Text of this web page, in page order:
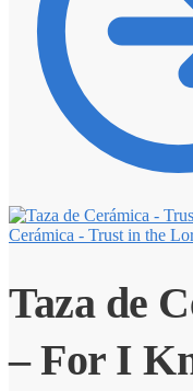
Cerámica - Trust in the
Taza de
– For I